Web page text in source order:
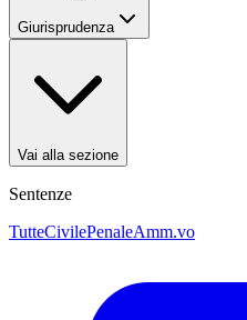
Giurisprudenza
Vai alla sezione
Sentenze
TutteCivilePenaleAmm.vo